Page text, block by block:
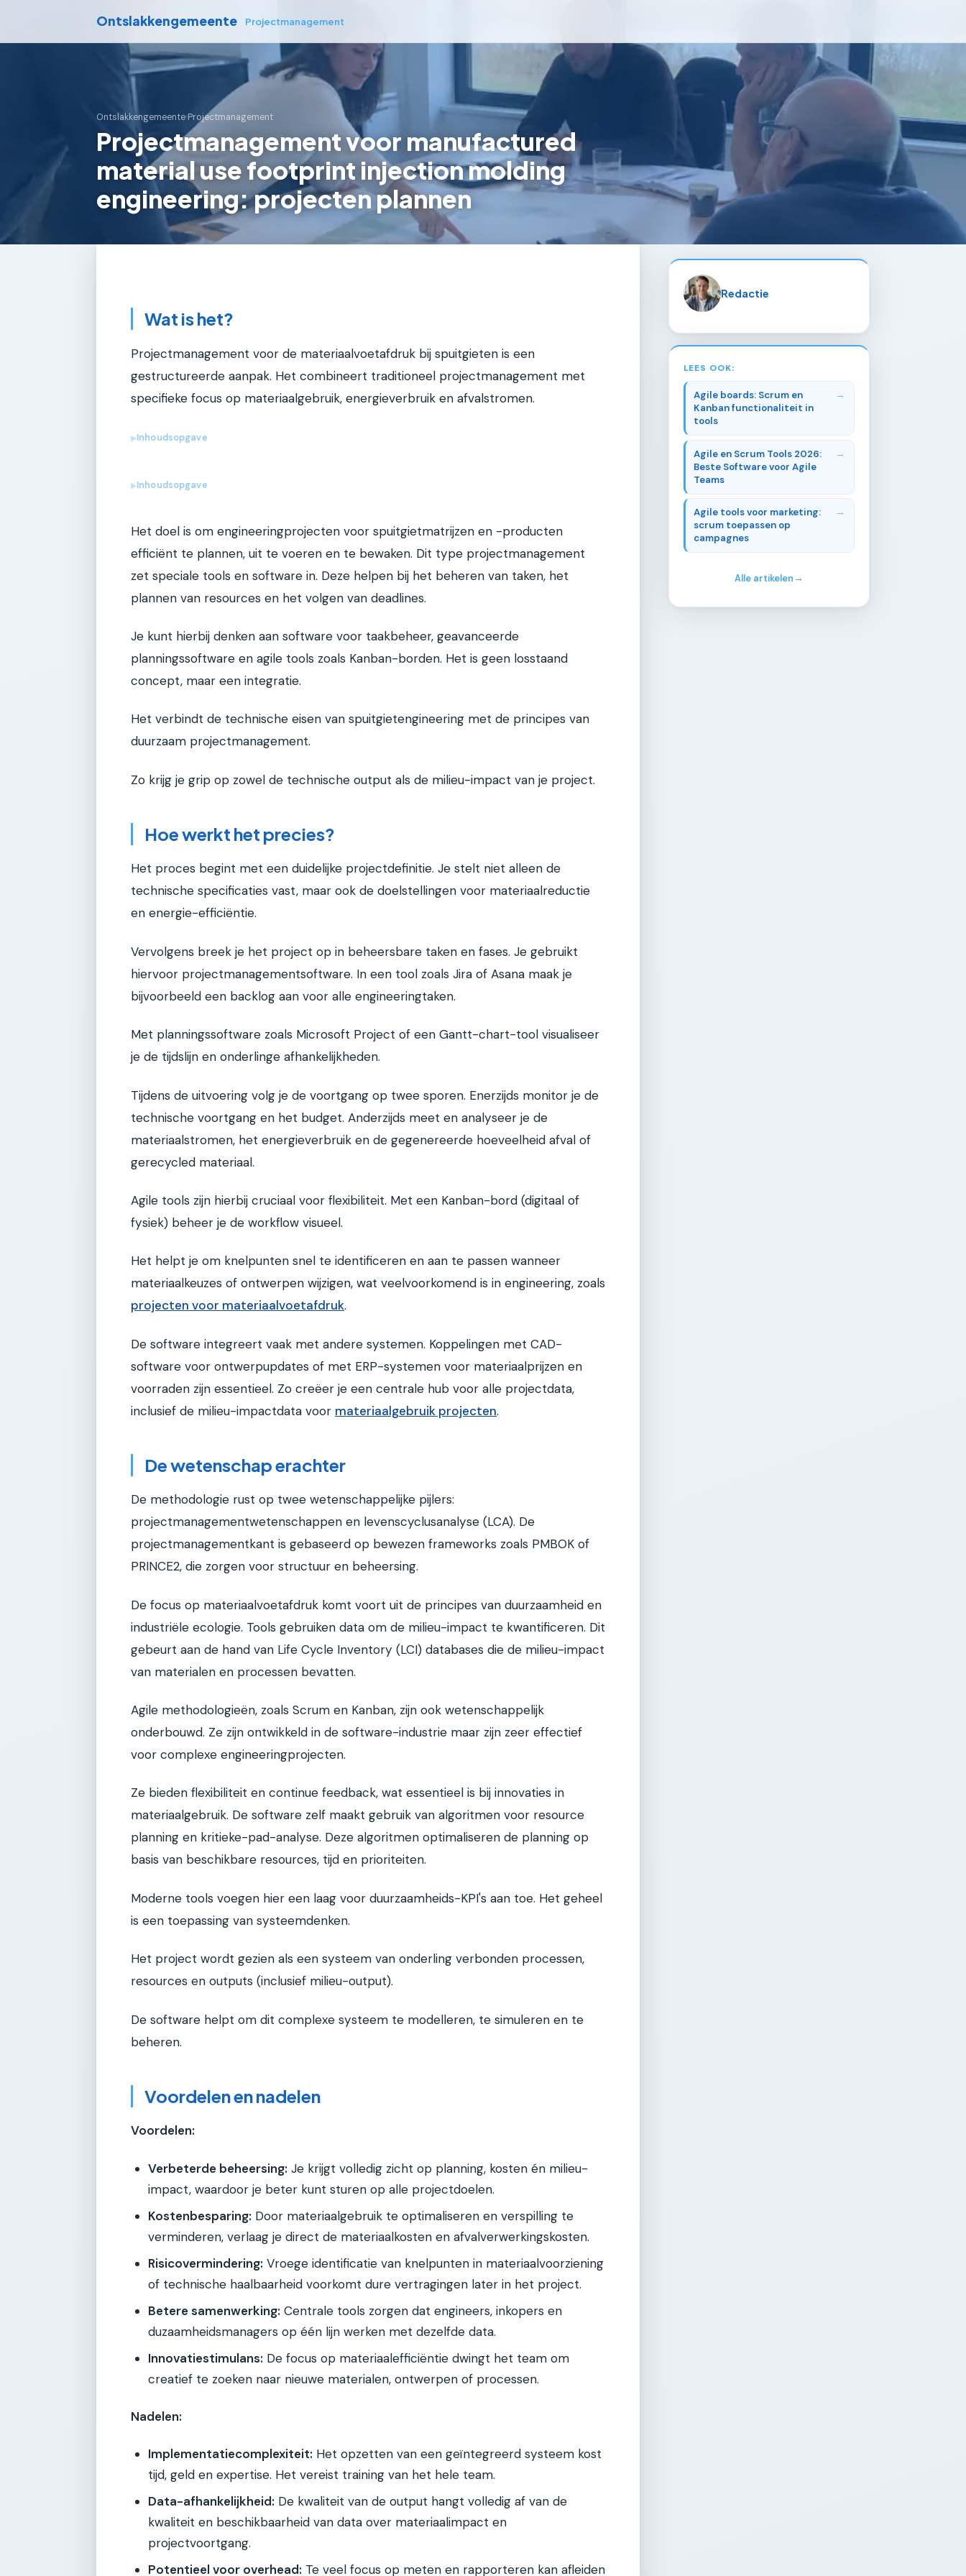
Ontslakkengemeente Projectmanagement
Ontslakkengemeente›Projectmanagement
Projectmanagement voor manufactured
material use footprint injection molding
engineering: projecten plannen
Wat is het?
Projectmanagement voor de materiaalvoetafdruk bij spuitgieten is een
gestructureerde aanpak. Het combineert traditioneel projectmanagement met
specifieke focus op materiaalgebruik, energieverbruik en afvalstromen.
▶Inhoudsopgave
▶Inhoudsopgave
Het doel is om engineeringprojecten voor spuitgietmatrijzen en -producten
efficiënt te plannen, uit te voeren en te bewaken. Dit type projectmanagement
zet speciale tools en software in. Deze helpen bij het beheren van taken, het
plannen van resources en het volgen van deadlines.
Je kunt hierbij denken aan software voor taakbeheer, geavanceerde
planningssoftware en agile tools zoals Kanban-borden. Het is geen losstaand
concept, maar een integratie.
Het verbindt de technische eisen van spuitgietengineering met de principes van
duurzaam projectmanagement.
Zo krijg je grip op zowel de technische output als de milieu-impact van je project.
Hoe werkt het precies?
Het proces begint met een duidelijke projectdefinitie. Je stelt niet alleen de
technische specificaties vast, maar ook de doelstellingen voor materiaalreductie
en energie-efficiëntie.
Vervolgens breek je het project op in beheersbare taken en fases. Je gebruikt
hiervoor projectmanagementsoftware. In een tool zoals Jira of Asana maak je
bijvoorbeeld een backlog aan voor alle engineeringtaken.
Met planningssoftware zoals Microsoft Project of een Gantt-chart-tool visualiseer
je de tijdslijn en onderlinge afhankelijkheden.
Tijdens de uitvoering volg je de voortgang op twee sporen. Enerzijds monitor je de
technische voortgang en het budget. Anderzijds meet en analyseer je de
materiaalstromen, het energieverbruik en de gegenereerde hoeveelheid afval of
gerecycled materiaal.
Agile tools zijn hierbij cruciaal voor flexibiliteit. Met een Kanban-bord (digitaal of
fysiek) beheer je de workflow visueel.
Het helpt je om knelpunten snel te identificeren en aan te passen wanneer
materiaalkeuzes of ontwerpen wijzigen, wat veelvoorkomend is in engineering, zoals
projecten voor materiaalvoetafdruk.
De software integreert vaak met andere systemen. Koppelingen met CAD-
software voor ontwerpupdates of met ERP-systemen voor materiaalprijzen en
voorraden zijn essentieel. Zo creëer je een centrale hub voor alle projectdata,
inclusief de milieu-impactdata voor materiaalgebruik projecten.
De wetenschap erachter
De methodologie rust op twee wetenschappelijke pijlers:
projectmanagementwetenschappen en levenscyclusanalyse (LCA). De
projectmanagementkant is gebaseerd op bewezen frameworks zoals PMBOK of
PRINCE2, die zorgen voor structuur en beheersing.
De focus op materiaalvoetafdruk komt voort uit de principes van duurzaamheid en
industriële ecologie. Tools gebruiken data om de milieu-impact te kwantificeren. Dit
gebeurt aan de hand van Life Cycle Inventory (LCI) databases die de milieu-impact
van materialen en processen bevatten.
Agile methodologieën, zoals Scrum en Kanban, zijn ook wetenschappelijk
onderbouwd. Ze zijn ontwikkeld in de software-industrie maar zijn zeer effectief
voor complexe engineeringprojecten.
Ze bieden flexibiliteit en continue feedback, wat essentieel is bij innovaties in
materiaalgebruik. De software zelf maakt gebruik van algoritmen voor resource
planning en kritieke-pad-analyse. Deze algoritmen optimaliseren de planning op
basis van beschikbare resources, tijd en prioriteiten.
Moderne tools voegen hier een laag voor duurzaamheids-KPI's aan toe. Het geheel
is een toepassing van systeemdenken.
Het project wordt gezien als een systeem van onderling verbonden processen,
resources en outputs (inclusief milieu-output).
De software helpt om dit complexe systeem te modelleren, te simuleren en te
beheren.
Voordelen en nadelen
Voordelen:
Verbeterde beheersing: Je krijgt volledig zicht op planning, kosten én milieu-
impact, waardoor je beter kunt sturen op alle projectdoelen.
Kostenbesparing: Door materiaalgebruik te optimaliseren en verspilling te
verminderen, verlaag je direct de materiaalkosten en afvalverwerkingskosten.
Risicovermindering: Vroege identificatie van knelpunten in materiaalvoorziening
of technische haalbaarheid voorkomt dure vertragingen later in het project.
Betere samenwerking: Centrale tools zorgen dat engineers, inkopers en
duzaamheidsmanagers op één lijn werken met dezelfde data.
Innovatiestimulans: De focus op materiaalefficiëntie dwingt het team om
creatief te zoeken naar nieuwe materialen, ontwerpen of processen.
Nadelen:
Implementatiecomplexiteit: Het opzetten van een geïntegreerd systeem kost
tijd, geld en expertise. Het vereist training van het hele team.
Data-afhankelijkheid: De kwaliteit van de output hangt volledig af van de
kwaliteit en beschikbaarheid van data over materiaalimpact en
projectvoortgang.
Potentieel voor overhead: Te veel focus op meten en rapporteren kan afleiden
Redactie
LEES OOK:
Agile boards: Scrum en
Kanban functionaliteit in
tools
Agile en Scrum Tools 2026:
Beste Software voor Agile
Teams
Agile tools voor marketing:
scrum toepassen op
campagnes
Alle artikelen